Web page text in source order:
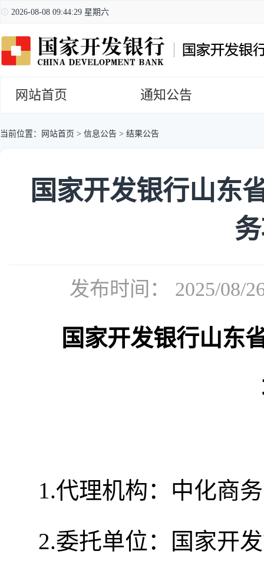
2026-08-08 09:44:30 星期六
网站首页 通知公告
当前位置： 网站首页 > 信息公告 > 结果公告
国家开发银行山东
发布时间： 2025/08/
国家开发银行山东
1.代理机构：中化商
2.委托单位：国家开